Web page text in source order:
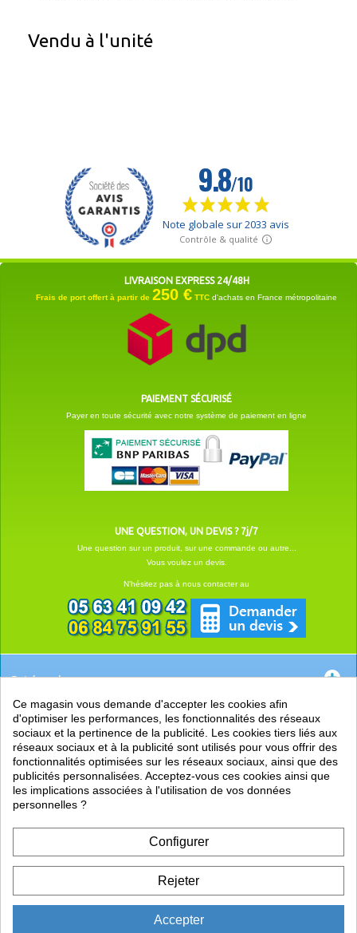
Vendu à l'unité
LIVRAISON EXPRESS 24/48H
Frais de port offert à partir de 250 € TTC d'achats en France métropolitaine
PAIEMENT SÉCURISÉ
Payer en toute sécurité avec notre système de paiement en ligne
UNE QUESTION, UN DEVIS ? 7j/7
Une question sur un produit, sur une commande ou autre...
Vous voulez un devis.
N'hésitez pas à nous contacter au
Catégories
EN SAVOIR +
PRATIQUE
LIENS
Ce magasin vous demande d'accepter les cookies afin
d'optimiser les performances, les fonctionnalités des réseaux
sociaux et la pertinence de la publicité. Les cookies tiers liés aux
réseaux sociaux et à la publicité sont utilisés pour vous offrir des
fonctionnalités optimisées sur les réseaux sociaux, ainsi que des
publicités personnalisées. Acceptez-vous ces cookies ainsi que
les implications associées à l'utilisation de vos données
personnelles ?
Configurer
Rejeter
Accepter